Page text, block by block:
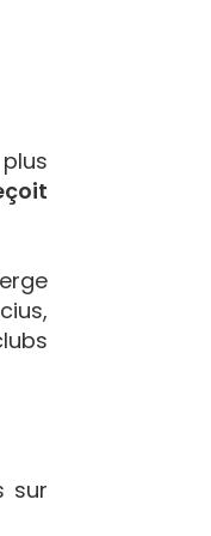
sur